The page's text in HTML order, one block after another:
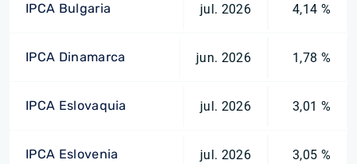
IPCA Bulgaria jul. 2026 4,14 %
IPCA Dinamarca jun. 2026 1,78 %
IPCA Eslovaquia jul. 2026 3,01 %
IPCA Eslovenia jul. 2026 3,05 %